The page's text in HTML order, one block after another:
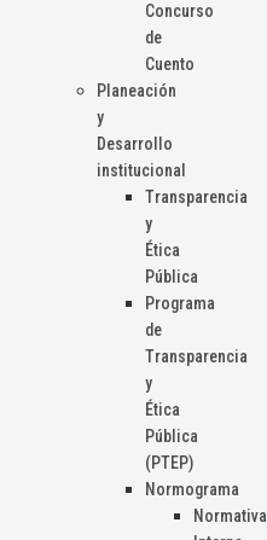
Concurso
de
Cuento
Planeación
y
Desarrollo
institucional
Transparencia
y
Ética
Pública
Programa
de
Transparencia
y
Ética
Pública
(PTEP)
Normograma
Normativa